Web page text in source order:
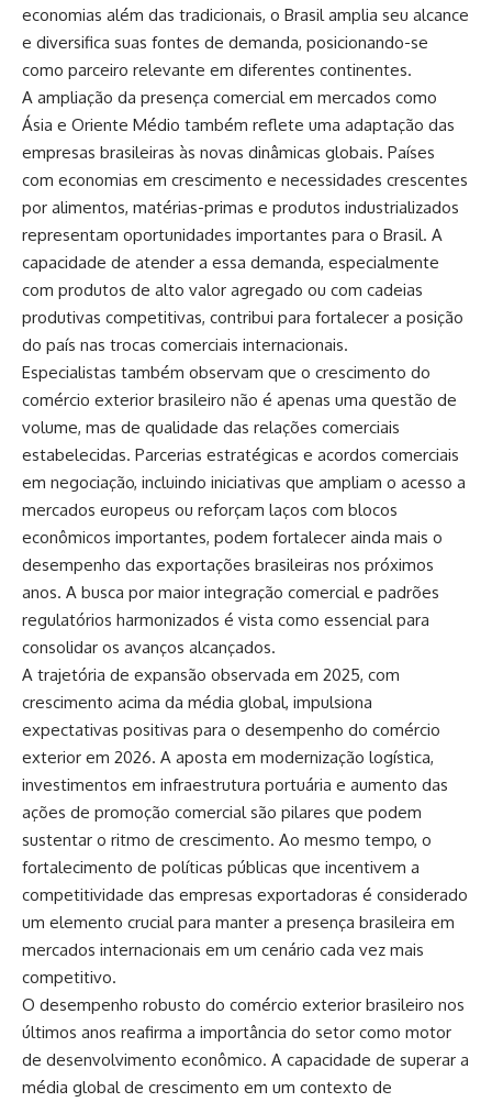
economias além das tradicionais, o Brasil amplia seu alcance
e diversifica suas fontes de demanda, posicionando-se
como parceiro relevante em diferentes continentes.
A ampliação da presença comercial em mercados como
Ásia e Oriente Médio também reflete uma adaptação das
empresas brasileiras às novas dinâmicas globais. Países
com economias em crescimento e necessidades crescentes
por alimentos, matérias-primas e produtos industrializados
representam oportunidades importantes para o Brasil. A
capacidade de atender a essa demanda, especialmente
com produtos de alto valor agregado ou com cadeias
produtivas competitivas, contribui para fortalecer a posição
do país nas trocas comerciais internacionais.
Especialistas também observam que o crescimento do
comércio exterior brasileiro não é apenas uma questão de
volume, mas de qualidade das relações comerciais
estabelecidas. Parcerias estratégicas e acordos comerciais
em negociação, incluindo iniciativas que ampliam o acesso a
mercados europeus ou reforçam laços com blocos
econômicos importantes, podem fortalecer ainda mais o
desempenho das exportações brasileiras nos próximos
anos. A busca por maior integração comercial e padrões
regulatórios harmonizados é vista como essencial para
consolidar os avanços alcançados.
A trajetória de expansão observada em 2025, com
crescimento acima da média global, impulsiona
expectativas positivas para o desempenho do comércio
exterior em 2026. A aposta em modernização logística,
investimentos em infraestrutura portuária e aumento das
ações de promoção comercial são pilares que podem
sustentar o ritmo de crescimento. Ao mesmo tempo, o
fortalecimento de políticas públicas que incentivem a
competitividade das empresas exportadoras é considerado
um elemento crucial para manter a presença brasileira em
mercados internacionais em um cenário cada vez mais
competitivo.
O desempenho robusto do comércio exterior brasileiro nos
últimos anos reafirma a importância do setor como motor
de desenvolvimento econômico. A capacidade de superar a
média global de crescimento em um contexto de